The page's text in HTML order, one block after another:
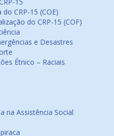
CRP-15 (COE)
do CRP-15 (COF)
e Desastres
Étnico – Raciais
na Assistência Social